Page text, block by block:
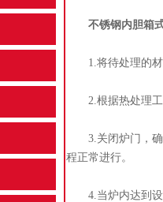
不锈钢内胆箱
1.将待处理的材
2.根据热处理工
3.关闭炉门，确
程正常进行。
4.当炉内达到设